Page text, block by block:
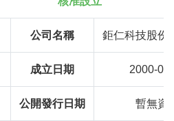
公司名稱 鉅仁科技股份
成立日期 2000-
公開發行日期 暫無資